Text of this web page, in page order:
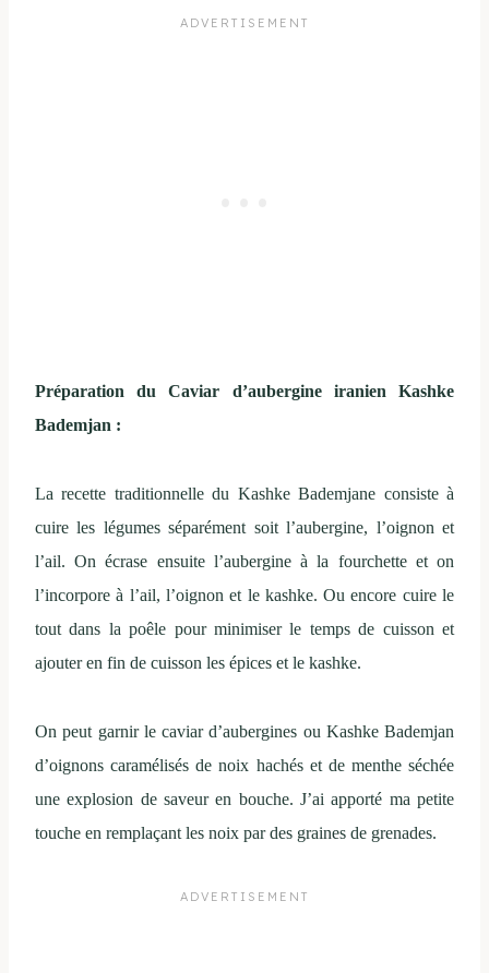
Préparation du Caviar d’aubergine iranien Kashke
Bademjan :
La recette traditionnelle du Kashke Bademjane consiste à
cuire les légumes séparément soit l’aubergine, l’oignon et
l’ail. On écrase ensuite l’aubergine à la fourchette et on
l’incorpore à l’ail, l’oignon et le kashke. Ou encore cuire le
tout dans la poêle pour minimiser le temps de cuisson et
ajouter en fin de cuisson les épices et le kashke.
On peut garnir le caviar d’aubergines ou Kashke Bademjan
d’oignons caramélisés de noix hachés et de menthe séchée
une explosion de saveur en bouche. J’ai apporté ma petite
touche en remplaçant les noix par des graines de grenades.